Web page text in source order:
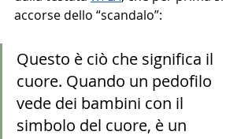
accorse dello “scandalo”:
Questo è ciò che significa il
cuore. Quando un pedofilo
vede dei bambini con il
simbolo del cuore, è un